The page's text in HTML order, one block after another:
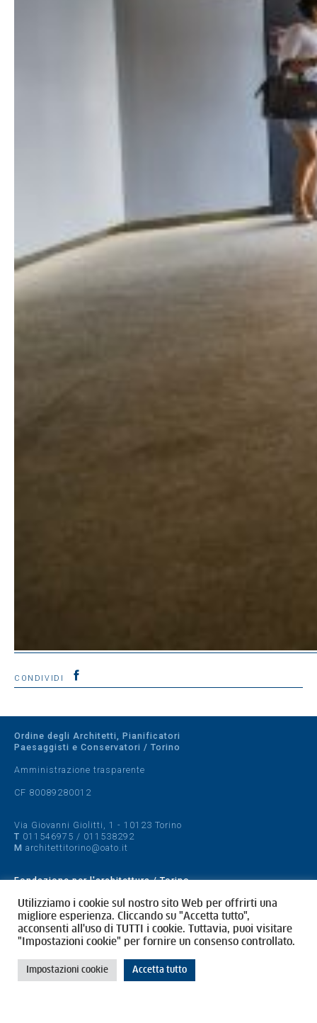
CONDIVIDI
Ordine degli Architetti, Pianificatori
Paesaggisti e Conservatori / Torino
Amministrazione trasparente
CF 80089280012
Via Giovanni Giolitti, 1 - 10123 Torino
T 011546975 / 011538292
M architettitorino@oato.it
Fondazione per l'architettura / Torino
Designed by quattrolinee.it
Cookie Policy
Privacy Policy
Utilizziamo i cookie sul nostro sito Web per offrirti una
migliore esperienza. Cliccando su "Accetta tutto",
acconsenti all'uso di TUTTI i cookie. Tuttavia, puoi visitare
"Impostazioni cookie" per fornire un consenso controllato.
Impostazioni cookie Accetta tutto